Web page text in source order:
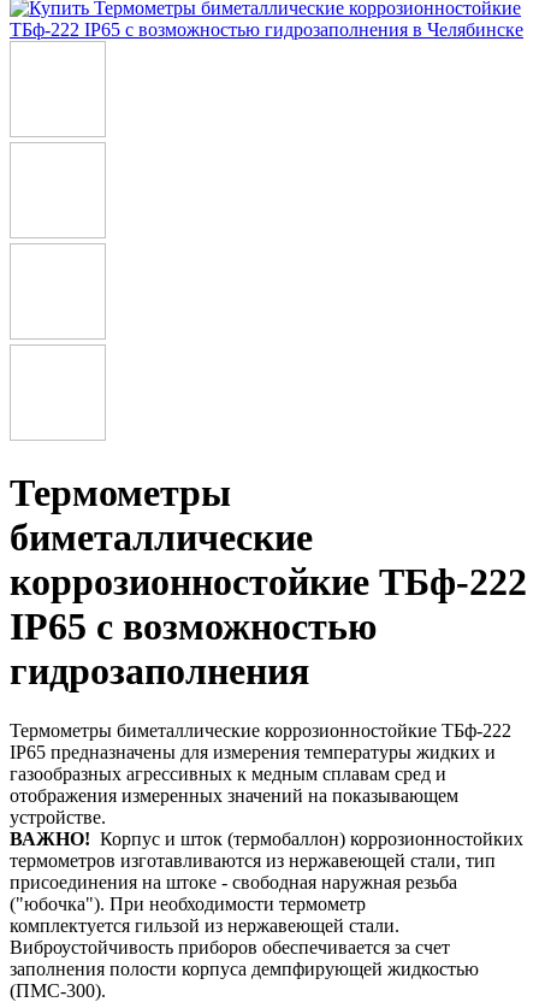
Термометры
биметаллические
коррозионностойкие ТБф-222
IP65 с возможностью
гидрозаполнения
Термометры биметаллические коррозионностойкие ТБф-222
IP65 предназначены для измерения температуры жидких и
газообразных агрессивных к медным сплавам сред и
отображения измеренных значений на показывающем
устройстве.
ВАЖНО! Корпус и шток (термобаллон) коррозионностойких
термометров изготавливаются из нержавеющей стали, тип
присоединения на штоке - свободная наружная резьба
("юбочка"). При необходимости термометр
комплектуется гильзой из нержавеющей стали.
Виброустойчивость приборов обеспечивается за счет
заполнения полости корпуса демпфирующей жидкостью
(ПМС-300).